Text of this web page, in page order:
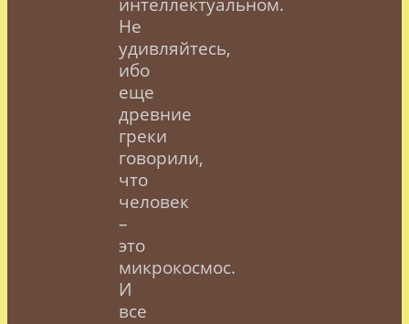
Не
удивляйтесь,
ибо
еще
древние
греки
говорили,
что
человек
–
это
микрокосмос.
И
все